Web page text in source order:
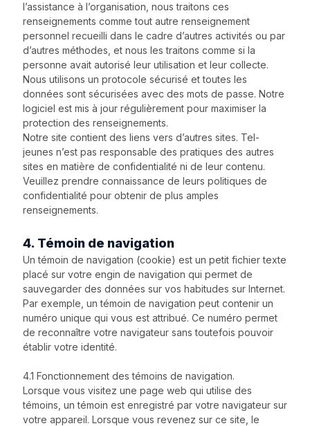
l’assistance à l’organisation, nous traitons ces
renseignements comme tout autre renseignement
personnel recueilli dans le cadre d’autres activités ou par
d’autres méthodes, et nous les traitons comme si la
personne avait autorisé leur utilisation et leur collecte.
Nous utilisons un protocole sécurisé et toutes les
données sont sécurisées avec des mots de passe. Notre
logiciel est mis à jour régulièrement pour maximiser la
protection des renseignements.
Notre site contient des liens vers d’autres sites. Tel-
jeunes n’est pas responsable des pratiques des autres
sites en matière de confidentialité ni de leur contenu.
Veuillez prendre connaissance de leurs politiques de
confidentialité pour obtenir de plus amples
renseignements.
4. Témoin de navigation
Un témoin de navigation (cookie) est un petit fichier texte
placé sur votre engin de navigation qui permet de
sauvegarder des données sur vos habitudes sur Internet.
Par exemple, un témoin de navigation peut contenir un
numéro unique qui vous est attribué. Ce numéro permet
de reconnaître votre navigateur sans toutefois pouvoir
établir votre identité.
4.1 Fonctionnement des témoins de navigation.
Lorsque vous visitez une page web qui utilise des
témoins, un témoin est enregistré par votre navigateur sur
votre appareil. Lorsque vous revenez sur ce site, le